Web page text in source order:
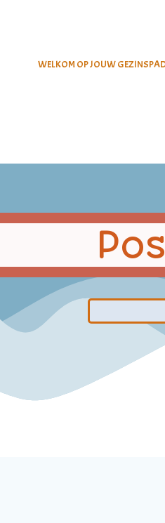
WELKOM OP JOUW